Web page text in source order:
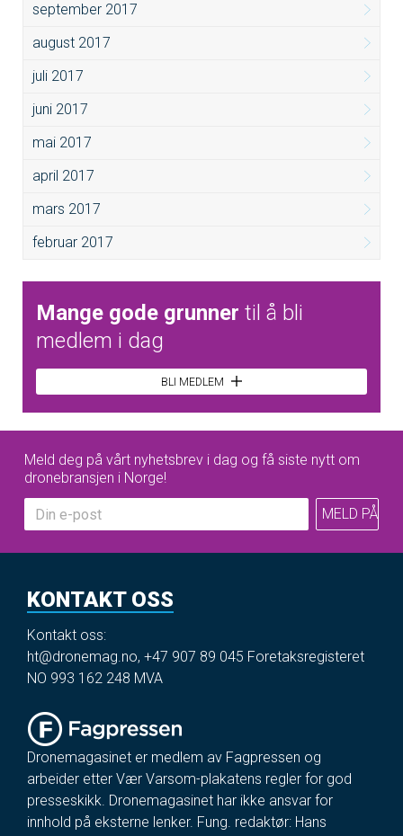
september 2017
august 2017
juli 2017
juni 2017
mai 2017
april 2017
mars 2017
februar 2017
Mange gode grunner til å bli
medlem i dag
BLI MEDLEM
Meld deg på vårt nyhetsbrev i dag og få siste nytt om
dronebransjen i Norge!
KONTAKT OSS
Kontakt oss:
ht@dronemag.no, +47 907 89 045 Foretaksregisteret
NO 993 162 248 MVA
Dronemagasinet er medlem av Fagpressen og
arbeider etter Vær Varsom-plakatens regler for god
presseskikk. Dronemagasinet har ikke ansvar for
innhold på eksterne lenker. Fung. redaktør: Hans